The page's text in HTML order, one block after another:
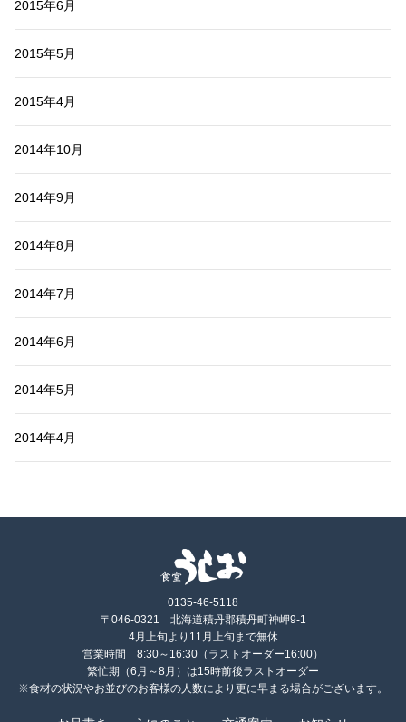
2015年6月
2015年5月
2015年4月
2014年10月
2014年9月
2014年8月
2014年7月
2014年6月
2014年5月
2014年4月
0135-46-5118
〒046-0321 北海道積丹郡積丹町神岬9-1
4月上旬より11月上旬まで無休
営業時間 8:30～16:30（ラストオーダー16:00）
繁忙期（6月～8月）は15時前後ラストオーダー
※食材の状況やお並びのお客様の人数により更に早まる場合がございます。